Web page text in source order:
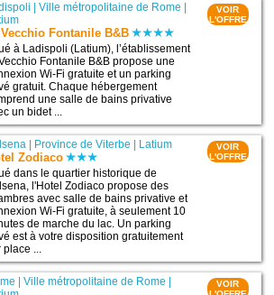
|Ville métropolitaine de Rome
Fontanile B&B
à Ladispoli (Latium), l’établissement
Fontanile B&B propose une
Wi-Fi gratuite et un parking
gratuit. Chaque hébergement
une salle de bains privative
un bidet ...
VOIR
L'OFFRE
Province de Viterbe Latium
Zodiaco
dans le quartier historique de
l'Hotel Zodiaco propose des
avec salle de bains privative et
Wi-Fi gratuite, à seulement 10
de marche du lac. Un parking
est à votre disposition gratuitement
place ...
VOIR
L'OFFRE
|Ville métropolitaine de Rome
VOIR